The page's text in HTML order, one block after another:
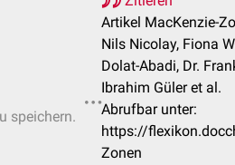
speichern.
Artikel MacKenzie-
Nils Nicolay, Fiona
Dolat-Abadi, Dr.
Ibrahim Güler et al.
Abrufbar unter:
https://
Zonen